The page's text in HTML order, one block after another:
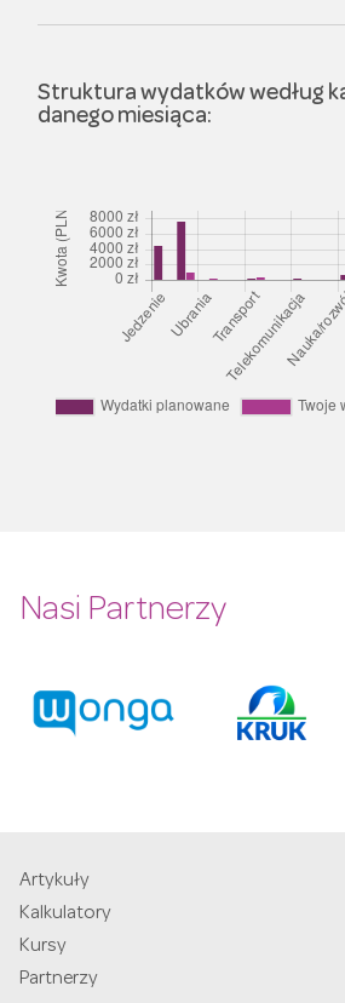
Struktura wydatków według
danego miesiąca:
Nasi Partnerzy
Artykuły
Kalkulatory
Kursy
Partnerzy